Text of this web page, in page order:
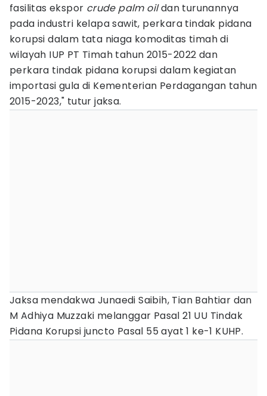
fasilitas ekspor crude palm oildan turunannya
pada industri kelapa sawit, perkara tindak pidana
korupsi dalam tata niaga komoditas timah di
wilayah IUP PT Timah tahun 2015-2022 dan
perkara tindak pidana korupsi dalam kegiatan
importasi gula di Kementerian Perdagangan tahun
2015-2023," tutur jaksa.
Jaksa mendakwa Junaedi Saibih, Tian Bahtiar dan
M Adhiya Muzzaki melanggar Pasal 21 UU Tindak
Pidana Korupsi juncto Pasal 55 ayat 1 ke-1 KUHP.